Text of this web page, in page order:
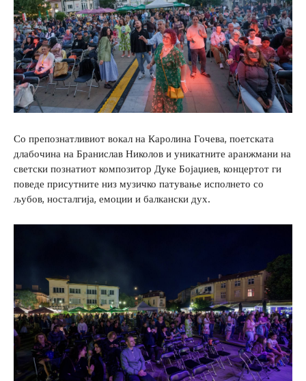
Со препознатливиот вокал на Каролина Гочева, поетската
длабочина на Бранислав Николов и уникатните аранжмани на
светски познатиот композитор Дуке Бојаџиев, концертот ги
поведе присутните низ музичко патување исполнето со
љубов, носталгија, емоции и балкански дух.